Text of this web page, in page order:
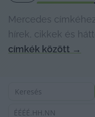
Mercedes
hírek, cikkek és
címkék között →
ÉÉÉÉ.HH.NN